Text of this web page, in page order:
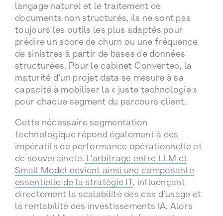
langage naturel et le traitement de
documents non structurés, ils ne sont pas
toujours les outils les plus adaptés pour
prédire un score de churn ou une fréquence
de sinistres à partir de bases de données
structurées. Pour le cabinet Converteo, la
maturité d’un projet data se mesure à sa
capacité à mobiliser la « juste technologie »
pour chaque segment du parcours client.
Cette nécessaire segmentation
technologique répond également à des
impératifs de performance opérationnelle et
de souveraineté. L’arbitrage entre LLM et
Small Model devient ainsi une composante
essentielle de la stratégie IT, influençant
directement la scalabilité des cas d’usage et
la rentabilité des investissements IA. Alors